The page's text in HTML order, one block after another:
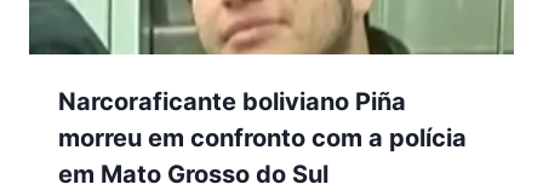
Narcoraficante boliviano Piña
morreu em confronto com a polícia
em Mato Grosso do Sul